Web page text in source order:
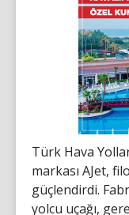
Türk Hava
markası AJet,
güçlendirdi.
yolcu uçağı,